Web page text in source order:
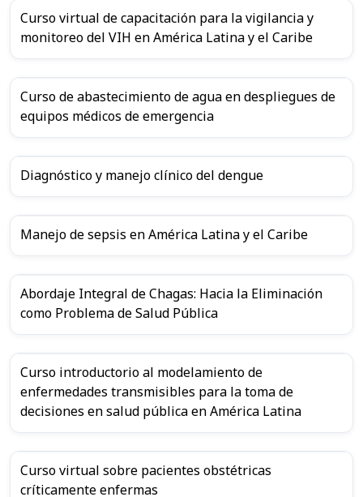
Curso virtual de capacitación para la vigilancia y
monitoreo del VIH en América Latina y el Caribe
Curso de abastecimiento de agua en despliegues de
equipos médicos de emergencia
Diagnóstico y manejo clínico del dengue
Manejo de sepsis en América Latina y el Caribe
Abordaje Integral de Chagas: Hacia la Eliminación
como Problema de Salud Pública
Curso introductorio al modelamiento de
enfermedades transmisibles para la toma de
decisiones en salud pública en América Latina
Curso virtual sobre pacientes obstétricas
críticamente enfermas